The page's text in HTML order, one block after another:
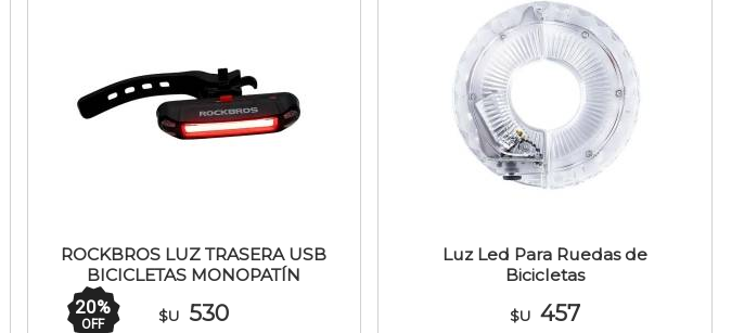
ROCKBROS LUZ TRASERA USB
BICICLETAS MONOPATÍN
SIRVE PARA LLUVIA
20%
OFF $U 530
Luz Led Para Ruedas de
Bicicletas
$U 457